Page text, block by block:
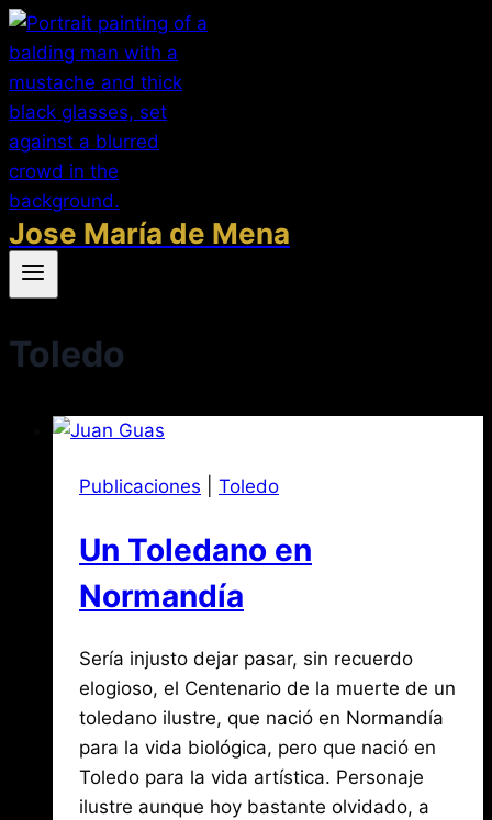
Saltar
al
contenido
Jose María de Mena
Toledo
Publicaciones Toledo
Un Toledano en
Normandía
PorJose
María
de
Mena
diciembre
10,
2018agosto
3,
2026
Sería injusto dejar pasar, sin recuerdo
elogioso, el Centenario de la muerte de un
toledano ilustre, que nació en Normandía
para la vida biológica, pero que nació en
Toledo para la vida artística. Personaje
ilustre aunque hoy bastante olvidado, a